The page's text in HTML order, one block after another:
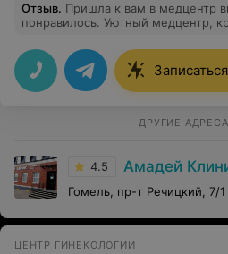
Отзыв. Пришла к вам в медцентр
понравилось. Уютный медцентр,
грамотные, с большим опытом
ДРУГИЕ
4.5 Амадей
Гомель, пр-т Речицкий, 7/1
ЦЕНТР ГИНЕКОЛОГИИ